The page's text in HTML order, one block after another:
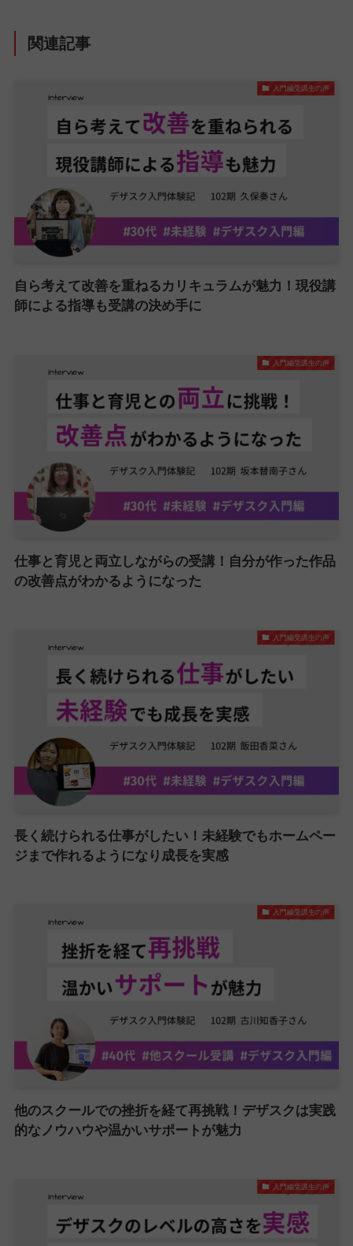
関連記事
入門編受講生の声
自ら考えて改善を重ねるカリキュラムが魅力！現役講
師による指導も受講の決め手に
入門編受講生の声
仕事と育児と両立しながらの受講！自分が作った作品
の改善点がわかるようになった
入門編受講生の声
長く続けられる仕事がしたい！未経験でもホームペー
ジまで作れるようになり成長を実感
入門編受講生の声
他のスクールでの挫折を経て再挑戦！デザスクは実践
的なノウハウや温かいサポートが魅力
入門編受講生の声